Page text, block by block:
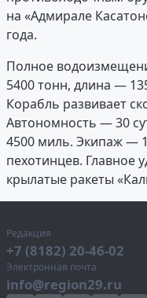
на «Адмирале
года.
Полное
5400 тонн, длина —
Корабль развивает
Автономность — 30
4500 миль. Экипаж —
пехотинцев. Главное
крылатые ракеты
Редакция
+7 (8182) 20-46-02
Электронная почта
info@region29.ru